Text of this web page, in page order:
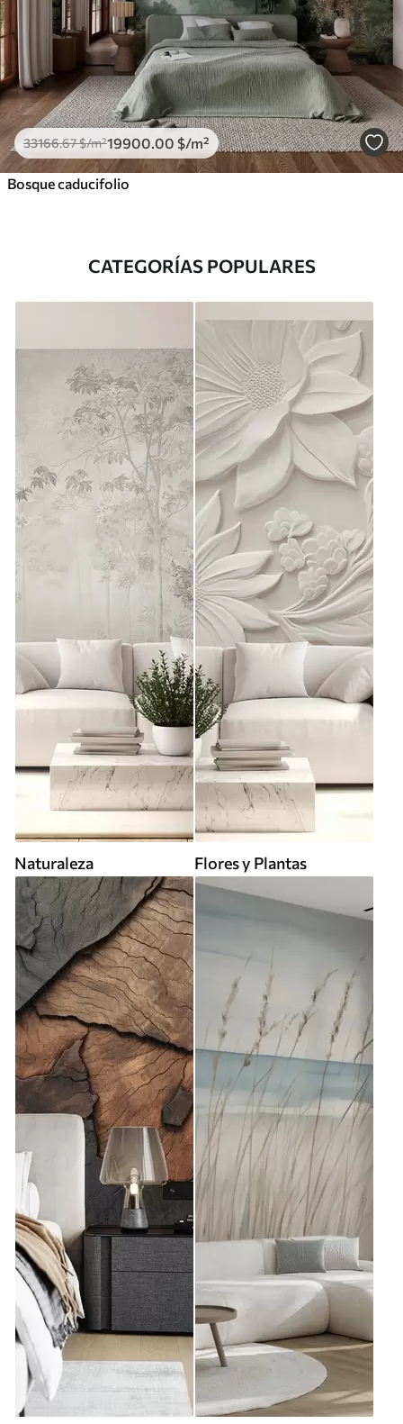
33166.67$/m²19900 .00 $/m²
Bosque caducifolio
CATEGORÍAS POPULARES
Naturaleza Flores y Plantas